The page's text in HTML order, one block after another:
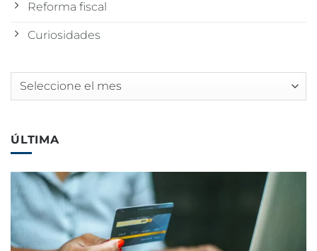
Reforma fiscal
Curiosidades
Archivos
ÚLTIMA